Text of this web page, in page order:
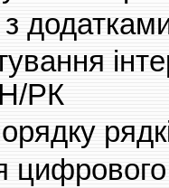
РК
цифрового